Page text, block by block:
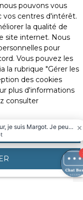
30000
des Arènes
à deux pas
ou un
ce
pouvons vous
vos centres d'intérêt.
la qualité de
site internet. Nous
pour
Vous pouvez les
rubrique ″Gérer les
des cookies
plus d'informations
consulter
TOUT REFUSER